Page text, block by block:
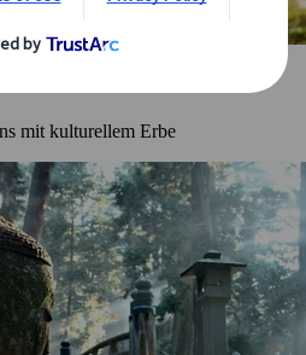
mit kulturellem Erbe